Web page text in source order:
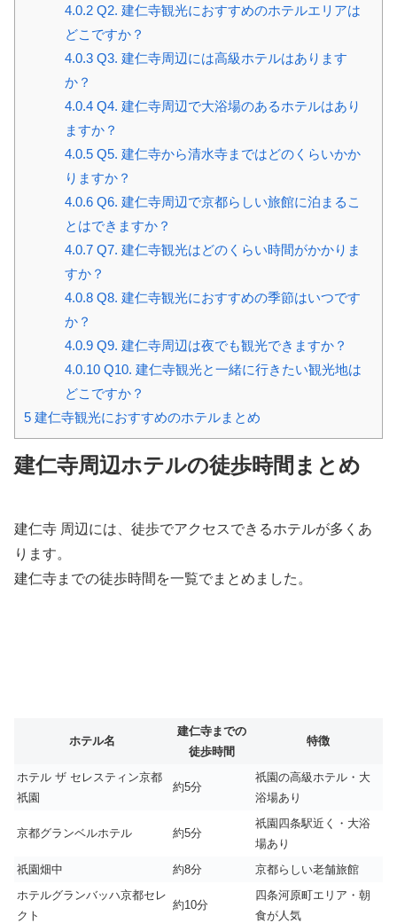
4.0.2Q2. 建仁寺観光におすすめのホテルエリアは
どこですか？
4.0.3Q3. 建仁寺周辺には高級ホテルはあります
か？
4.0.4Q4. 建仁寺周辺で大浴場のあるホテルはあり
ますか？
4.0.5Q5. 建仁寺から清水寺まではどのくらいかか
りますか？
4.0.6Q6. 建仁寺周辺で京都らしい旅館に泊まるこ
とはできますか？
4.0.7Q7. 建仁寺観光はどのくらい時間がかかりま
すか？
4.0.8Q8. 建仁寺観光におすすめの季節はいつです
か？
4.0.9Q9. 建仁寺周辺は夜でも観光できますか？
4.0.10Q10. 建仁寺観光と一緒に行きたい観光地は
どこですか？
5 建仁寺観光におすすめのホテルまとめ
建仁寺周辺ホテルの徒歩時間まとめ
建仁寺 周辺には、徒歩でアクセスできるホテルが多くあ
ります。
建仁寺までの徒歩時間を一覧でまとめました。
ホテル名
建仁寺までの
徒歩時間
特徴
ホテル ザ セレスティン京都
祇園
約5分
祇園の高級ホテル・大
浴場あり
京都グランベルホテル 約5分
祇園四条駅近く・大浴
場あり
祇園畑中
約8分
京都らしい老舗旅館
ホテルグランバッハ京都セレ
クト
約10分
四条河原町エリア・朝
食が人気